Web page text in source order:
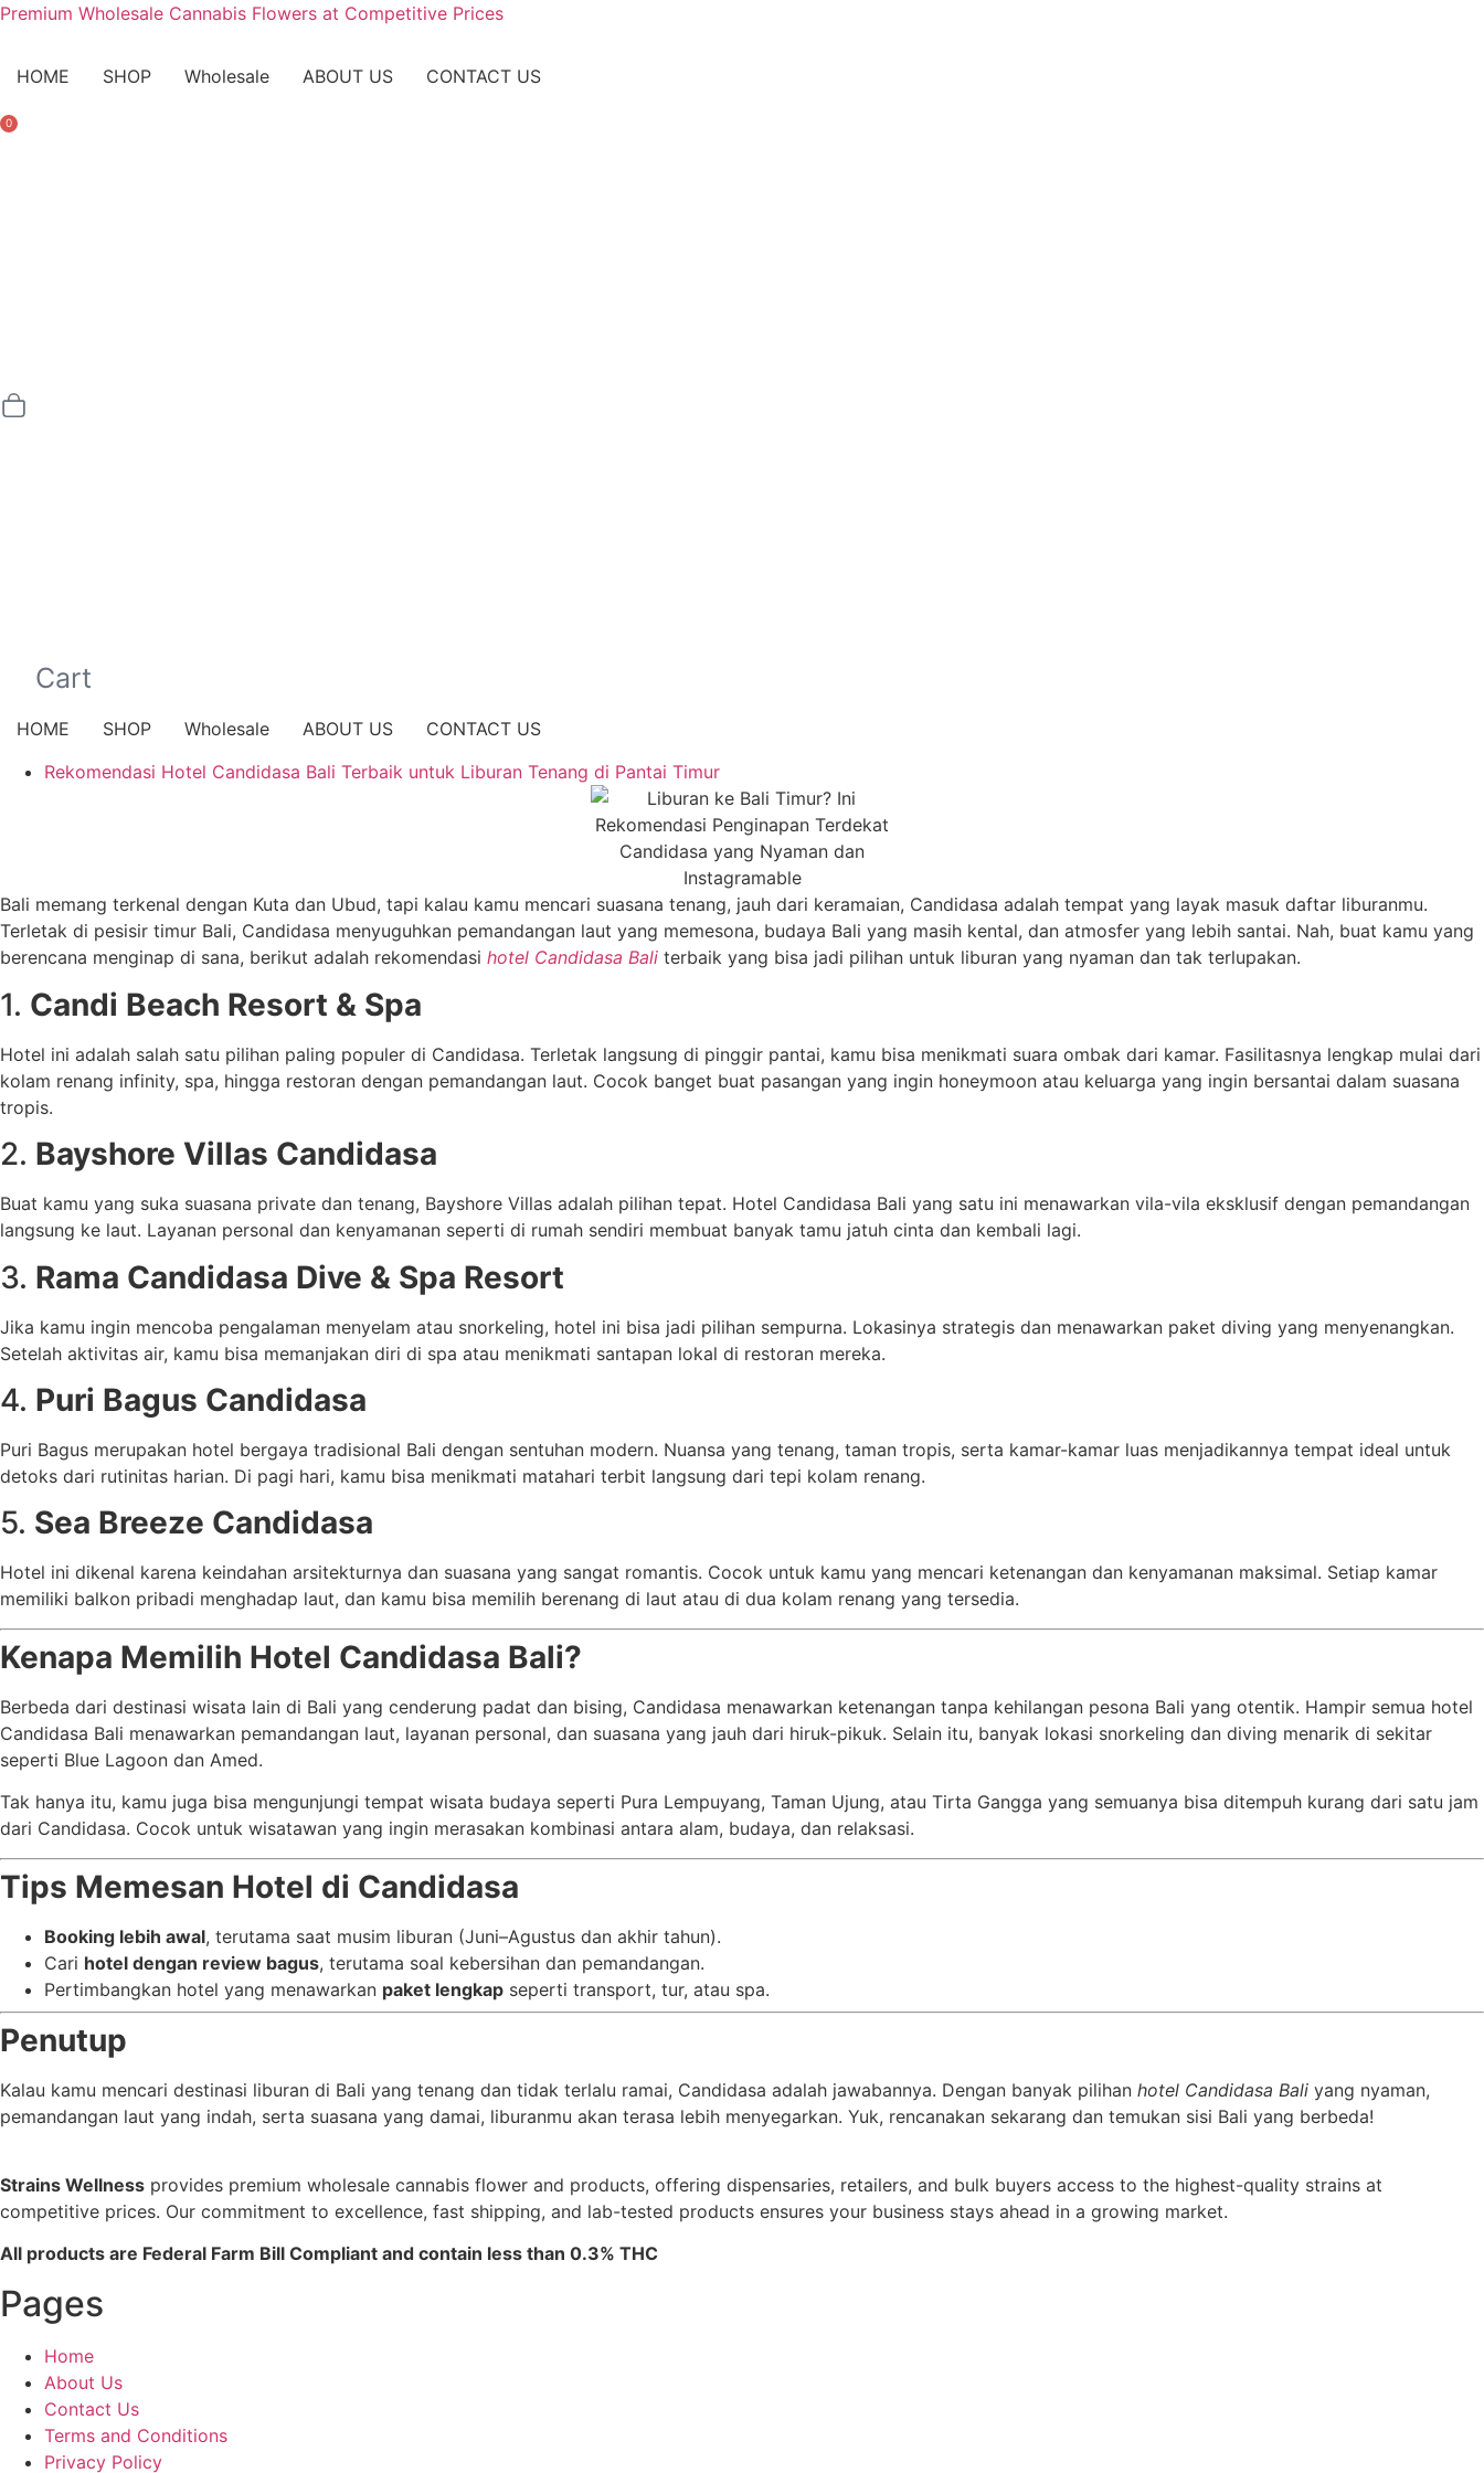
Premium Wholesale Cannabis Flowers at Competitive Prices
HOME SHOP Wholesale ABOUT US CONTACT US
0
Cart
HOME SHOP Wholesale ABOUT US
CONTACT US
Rekomendasi Hotel Candidasa Bali Terbaik untuk Liburan Tenang di Pantai Timur
Bali memang terkenal dengan Kuta dan Ubud, tapi kalau kamu mencari suasana tenang, jauh dari keramaian, Candidasa adalah tempat yang layak masuk daftar liburanmu.
Terletak di pesisir timur Bali, Candidasa menyuguhkan pemandangan laut yang memesona, budaya Bali yang masih kental, dan atmosfer yang lebih santai. Nah, buat kamu yang
berencana menginap di sana, berikut adalah rekomendasi hotel Candidasa Bali terbaik yang bisa jadi pilihan untuk liburan yang nyaman dan tak terlupakan.
1. Candi Beach Resort & Spa
Hotel ini adalah salah satu pilihan paling populer di Candidasa. Terletak langsung di pinggir pantai, kamu bisa menikmati suara ombak dari kamar. Fasilitasnya lengkap mulai dari
kolam renang infinity, spa, hingga restoran dengan pemandangan laut. Cocok banget buat pasangan yang ingin honeymoon atau keluarga yang ingin bersantai dalam suasana
tropis.
2. Bayshore Villas Candidasa
Buat kamu yang suka suasana private dan tenang, Bayshore Villas adalah pilihan tepat. Hotel Candidasa Bali yang satu ini menawarkan vila-vila eksklusif dengan pemandangan
langsung ke laut. Layanan personal dan kenyamanan seperti di rumah sendiri membuat banyak tamu jatuh cinta dan kembali lagi.
3. Rama Candidasa Dive & Spa Resort
Jika kamu ingin mencoba pengalaman menyelam atau snorkeling, hotel ini bisa jadi pilihan sempurna. Lokasinya strategis dan menawarkan paket diving yang menyenangkan.
Setelah aktivitas air, kamu bisa memanjakan diri di spa atau menikmati santapan lokal di restoran mereka.
4. Puri Bagus Candidasa
Puri Bagus merupakan hotel bergaya tradisional Bali dengan sentuhan modern. Nuansa yang tenang, taman tropis, serta kamar-kamar luas menjadikannya tempat ideal untuk
detoks dari rutinitas harian. Di pagi hari, kamu bisa menikmati matahari terbit langsung dari tepi kolam renang.
5. Sea Breeze Candidasa
Hotel ini dikenal karena keindahan arsitekturnya dan suasana yang sangat romantis. Cocok untuk kamu yang mencari ketenangan dan kenyamanan maksimal. Setiap kamar
memiliki balkon pribadi menghadap laut, dan kamu bisa memilih berenang di laut atau di dua kolam renang yang tersedia.
Kenapa Memilih Hotel Candidasa Bali?
Berbeda dari destinasi wisata lain di Bali yang cenderung padat dan bising, Candidasa menawarkan ketenangan tanpa kehilangan pesona Bali yang otentik. Hampir semua hotel
Candidasa Bali menawarkan pemandangan laut, layanan personal, dan suasana yang jauh dari hiruk-pikuk. Selain itu, banyak lokasi snorkeling dan diving menarik di sekitar
seperti Blue Lagoon dan Amed.
Tak hanya itu, kamu juga bisa mengunjungi tempat wisata budaya seperti Pura Lempuyang, Taman Ujung, atau Tirta Gangga yang semuanya bisa ditempuh kurang dari satu jam
dari Candidasa. Cocok untuk wisatawan yang ingin merasakan kombinasi antara alam, budaya, dan relaksasi.
Tips Memesan Hotel di Candidasa
Booking lebih awal, terutama saat musim liburan (Juni–Agustus dan akhir tahun).
Cari hotel dengan review bagus, terutama soal kebersihan dan pemandangan.
Pertimbangkan hotel yang menawarkan paket lengkap seperti transport, tur, atau spa.
Penutup
Kalau kamu mencari destinasi liburan di Bali yang tenang dan tidak terlalu ramai, Candidasa adalah jawabannya. Dengan banyak pilihan hotel Candidasa Bali yang nyaman,
pemandangan laut yang indah, serta suasana yang damai, liburanmu akan terasa lebih menyegarkan. Yuk, rencanakan sekarang dan temukan sisi Bali yang berbeda!
Strains Wellness provides premium wholesale cannabis flower and products, offering dispensaries, retailers, and bulk buyers access to the highest-quality strains at
competitive prices. Our commitment to excellence, fast shipping, and lab-tested products ensures your business stays ahead in a growing market.
All products are Federal Farm Bill Compliant and contain less than 0.3% THC
Pages
Home
About Us
Contact Us
Terms and Conditions
Privacy Policy